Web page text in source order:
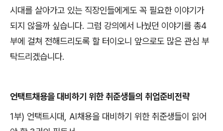
시대를 살아가고 있는 직장인들에게도 꼭 필요한 이야기가
되지 않을까 싶습니다. 그럼 강의에서 나눴던 이야기를 총4
부에 걸쳐 전해드리도록 할 터이오니 앞으로도 많은 관심 부
탁드리겠습니다.
언택트채용을 대비하기 위한 취준생들의 취업준비전략
1부) 언택트시대 , AI채용을 대비하기 위한 취준생들이 읽어